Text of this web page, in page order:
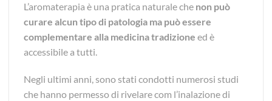
L’aromaterapia è una pratica naturale che non può
curare alcun tipo di patologia ma può essere
complementare alla medicina tradizione ed è
accessibile a tutti.
Negli ultimi anni, sono stati condotti numerosi studi
che hanno permesso di rivelare com l’inalazione di